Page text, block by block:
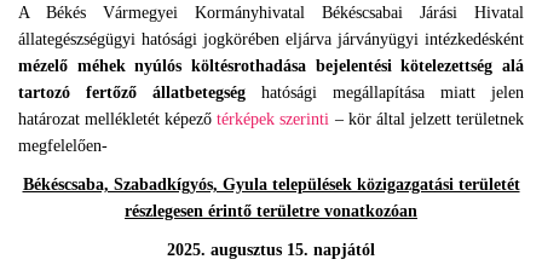
A Békés Vármegyei Kormányhivatal Békéscsabai Járási Hivatal
állategészségügyi hatósági jogkörében eljárva járványügyi intézkedésként
mézelő méhek nyúlós költésrothadása bejelentési kötelezettség alá
tartozó fertőző állatbetegség hatósági megállapítása miatt jelen
határozat mellékletét képezőtérképek szerinti – kör által jelzett területnek
megfelelően-
Békéscsaba, Szabadkígyós, Gyula települések közigazgatási területét
részlegesen érintő területre vonatkozóan
2025. augusztus 15. napjától